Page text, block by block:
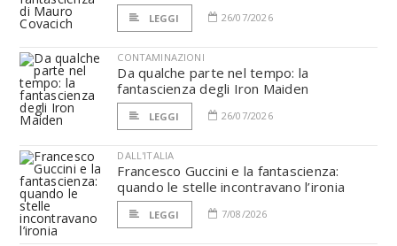
LEGGI 26/07/2026
CONTAMINAZIONI
Da qualche parte nel tempo: la
fantascienza degli Iron Maiden
LEGGI 26/07/2026
DALL'ITALIA
Francesco Guccini e la fantascienza:
quando le stelle incontravano l’ironia
LEGGI 7/08/2026